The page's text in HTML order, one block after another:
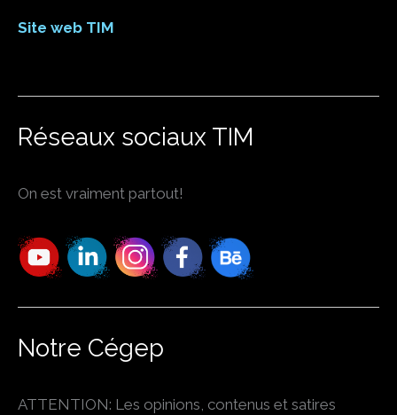
Site web TIM
Réseaux sociaux TIM
On est vraiment partout!
Notre Cégep
ATTENTION: Les opinions, contenus et satires